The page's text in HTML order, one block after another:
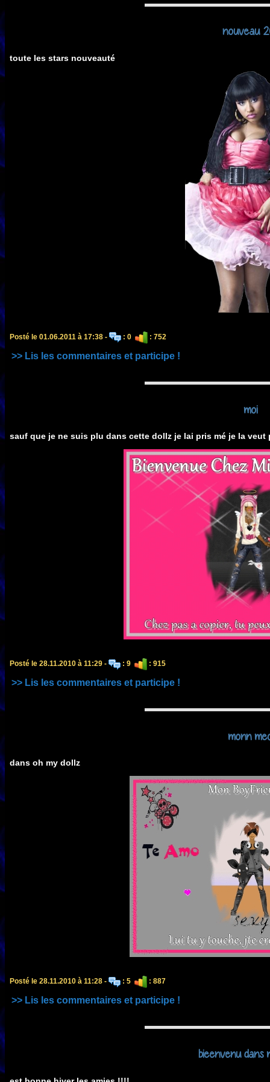
nouveau
toute les stars nouveauté
Posté le 01.06.2011 à 17:38 - : 0 : 752
>> Lis les commentaires et participe !
moi
sauf que je ne suis plu dans cette dollz je lai pris mé je la veut
Posté le 28.11.2010 à 11:29 - : 9 : 915
>> Lis les commentaires et participe !
monn
dans oh my dollz
Posté le 28.11.2010 à 11:28 - : 5 : 887
>> Lis les commentaires et participe !
bieenvenu dans